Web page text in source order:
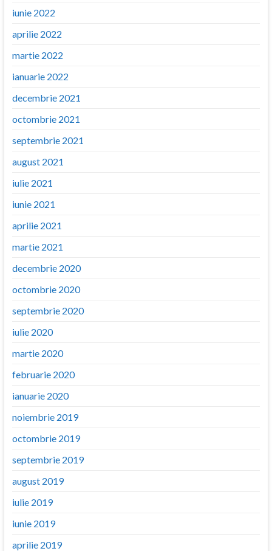
iunie 2022
aprilie 2022
martie 2022
ianuarie 2022
decembrie 2021
octombrie 2021
septembrie 2021
august 2021
iulie 2021
iunie 2021
aprilie 2021
martie 2021
decembrie 2020
octombrie 2020
septembrie 2020
iulie 2020
martie 2020
februarie 2020
ianuarie 2020
noiembrie 2019
octombrie 2019
septembrie 2019
august 2019
iulie 2019
iunie 2019
aprilie 2019